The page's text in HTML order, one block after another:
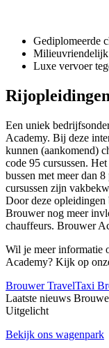
Gediplomeerde
Luxe vervoer
Rijopleidingen
Een uniek
Academy. Bij deze
kunnen (aankomend)
code 95 cursussen.
bussen met meer dan
cursussen zijn
Door deze
Brouwer nog meer
chauffeurs. Brouwer
Wil je meer informatie
Academy? Kijk op
Brouwer TravelTaxi
Laatste nieuws
Uitgelicht
Bekijk ons wagenpark